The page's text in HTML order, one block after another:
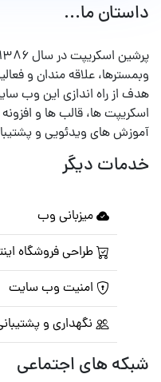
داستان ما...
وبمسترها، علاقه مندان و
هدف از راه اندازی این وب
اسکریپت ها، قالب ها و
آموزش های ویدئویی و
خدمات دیگر
میزبانی وب
طراحی فروشگاه
امنیت وب سایت
نگهداری و
شبکه های اجتماعی